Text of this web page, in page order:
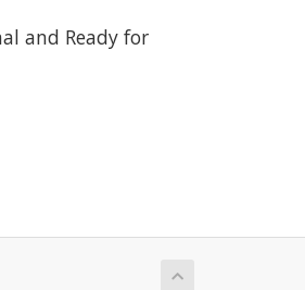
and Ready for